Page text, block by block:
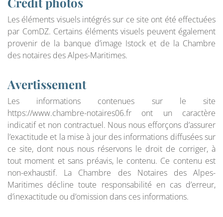
Les éléments visuels intégrés sur ce site ont été effectuées
par ComDZ. Certains éléments visuels peuvent également
provenir de la banque d’image Istock et de la Chambre
des notaires des Alpes-Maritimes.
Avertissement
Les informations contenues sur le site
https://www.chambre-notaires06.fr ont un caractère
indicatif et non contractuel. Nous nous efforçons d’assurer
l’exactitude et la mise à jour des informations diffusées sur
ce site, dont nous nous réservons le droit de corriger, à
tout moment et sans préavis, le contenu. Ce contenu est
non-exhaustif. La Chambre des Notaires des Alpes-
Maritimes décline toute responsabilité en cas d’erreur,
d’inexactitude ou d’omission dans ces informations.